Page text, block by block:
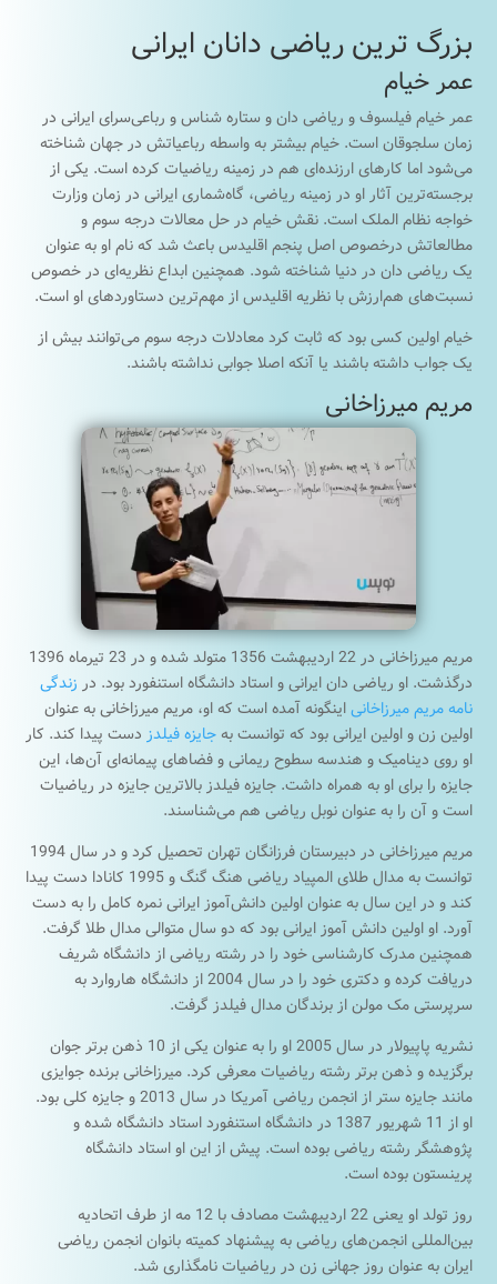
بزرگ ترین ریاضی دانان ایرانی
عمر خیام
عمر خیام فیلسوف و ریاضی دان و ستاره شناس و رباعی‌سرای ایرانی در
زمان سلجوقان است. خیام بیشتر به واسطه رباعیاتش در جهان شناخته
می‌شود اما کارهای ارزنده‌ای هم در زمینه ریاضیات کرده است. یکی از
برجسته‌ترین آثار او در زمینه ریاضی، گاه‌‌شماری ایرانی در زمان وزارت
خواجه نظام الملک است. نقش خیام در حل معالات درجه سوم و
مطالعاتش درخصوص اصل پنجم اقلیدس باعث شد که نام او به عنوان
یک ریاضی دان در دنیا شناخته شود. همچنین ابداع نظریه‌ای در خصوص
نسبت‌های هم‌ارزش با نظریه اقلیدس از مهم‌ترین دستاوردهای او است.
خیام اولین کسی بود که ثابت کرد معادلات درجه سوم می‌توانند بیش از
یک جواب داشته باشند یا آنکه اصلا جوابی نداشته باشند.
مریم میرزاخانی
مریم میرزاخانی در 22 اردیبهشت 1356 متولد شده و در 23 تیرماه 1396
درگذشت. او ریاضی دان ایرانی و استاد دانشگاه استنفورد بود. در زندگی
نامه مریم میرزاخانیاینگونه آمده است که او، مریم میرزاخانی به عنوان
اولین زن و اولین ایرانی بود که توانست بهجایزه فیلدز دست پیدا کند. کار
او روی دینامیک و هندسه سطوح ریمانی و فضاهای پیمانه‌ای آن‌ها، این
جایزه را برای او به همراه داشت. جایزه فیلدز بالاترین جایزه در ریاضیات
است و آن را به عنوان نوبل ریاضی هم می‌شناسند.
مریم میرزاخانی در دبیرستان فرزانگان تهران تحصیل کرد و در سال 1994
توانست به مدال طلای المپیاد ریاضی هنگ گنگ و 1995 کانادا دست پیدا
کند و در این سال به عنوان اولین دانش‌آموز ایرانی نمره کامل را به دست
آورد. او اولین دانش آموز ایرانی بود که دو سال متوالی مدال طلا گرفت.
همچنین مدرک کارشناسی خود را در رشته ریاضی از دانشگاه شریف
دریافت کرده و دکتری خود را در سال 2004 از دانشگاه هاروارد به
سرپرستی مک مولن از برندگان مدال فیلدز گرفت.
نشریه پاپیولار در سال 2005 او را به عنوان یکی از 10 ذهن برتر جوان
برگزیده و ذهن برتر رشته ریاضیات معرفی کرد. میرزاخانی برنده جوایزی
مانند جایزه ستر از انجمن ریاضی آمریکا در سال 2013 و جایزه کلی بود.
او از 11 شهریور 1387 در دانشگاه استنفورد استاد دانشگاه شده و
پژوهشگر رشته ریاضی بوده است. پیش از این او استاد دانشگاه
پرینستون بوده است.
روز تولد او یعنی 22 اردیبهشت مصادف با 12 مه از طرف اتحادیه
بین‌المللی انجمن‌های ریاضی به پیشنهاد کمیته بانوان انجمن ریاضی
ایران به عنوان روز جهانی زن در ریاضیات نامگذاری شد.